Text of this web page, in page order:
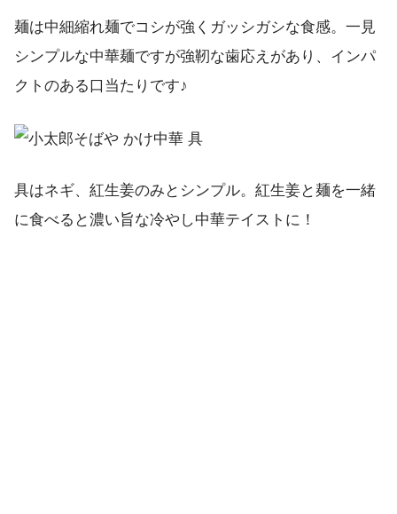
麺は中細縮れ麺でコシが強くガッシガシな食感。一見
シンプルな中華麺ですが強靭な歯応えがあり、インパ
クトのある口当たりです♪
具はネギ、紅生姜のみとシンプル。紅生姜と麺を一緒
に食べると濃い旨な冷やし中華テイストに！